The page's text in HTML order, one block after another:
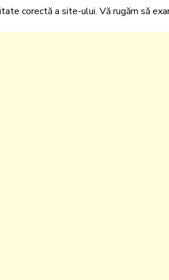
corectă a site-ului. Vă rugăm să